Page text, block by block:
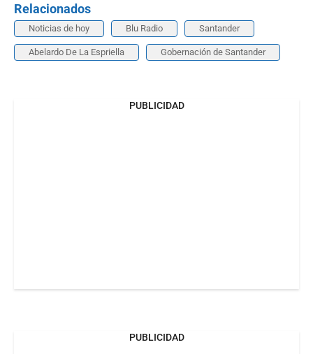
Relacionados
Noticias de hoy Blu Radio Santander
Abelardo De La Espriella Gobernación de Santander
PUBLICIDAD
PUBLICIDAD